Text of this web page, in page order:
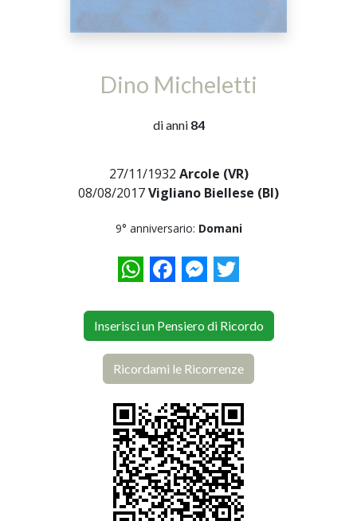
Dino Micheletti
di anni 84
27/11/1932 Arcole (VR)
08/08/2017Vigliano Biellese (BI)
9° anniversario: Domani
WhatsAppFacebookMessenger
Twitter
Inserisci un Pensiero di Ricordo
Ricordami le Ricorrenze